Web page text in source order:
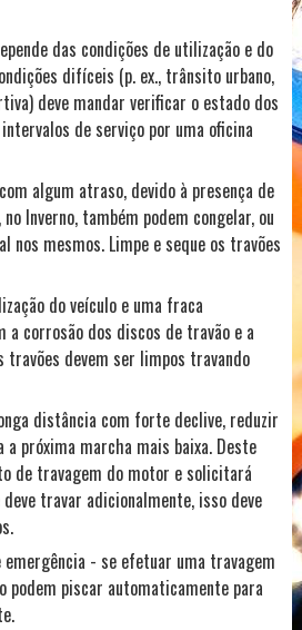
das condições de utilização e do
difíceis (p. ex., trânsito urbano,
deve mandar verificar o estado dos
de serviço por uma oficina
algum atraso, devido à presença de
Inverno, também podem congelar, ou
nos mesmos. Limpe e seque os travões
do veículo e uma fraca
corrosão dos discos de travão e a
travões devem ser limpos travando
distância com forte declive, reduzir
a próxima marcha mais baixa. Deste
de travagem do motor e solicitará
travar adicionalmente, isso deve
- se efetuar uma travagem
podem piscar automaticamente para